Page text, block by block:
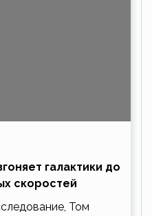
галактики до
скоростей
Том